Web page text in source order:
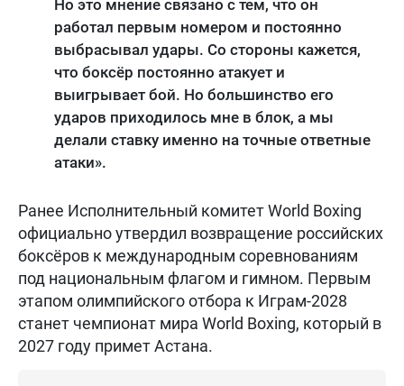
Но это мнение связано с тем, что он
работал первым номером и постоянно
выбрасывал удары. Со стороны кажется,
что боксёр постоянно атакует и
выигрывает бой. Но большинство его
ударов приходилось мне в блок, а мы
делали ставку именно на точные ответные
атаки».
Ранее Исполнительный комитет World Boxing
официально утвердил возвращение российских
боксёров к международным соревнованиям
под национальным флагом и гимном. Первым
этапом олимпийского отбора к Играм-2028
станет чемпионат мира World Boxing, который в
2027 году примет Астана.